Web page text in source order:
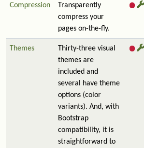
Compression
Transparently
compress your
pages on-the-fly.
Themes
Thirty-three visual
themes are
included and
several have theme
options (color
variants). And, with
Bootstrap
compatibility, it is
straightforward to